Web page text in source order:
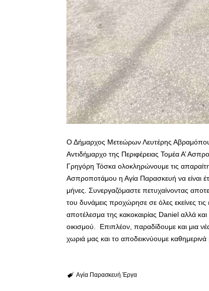
Ο Δήμαρχος Μετεώρων Λευτέρης
Αντιδήμαρχο της Περιφέρειας Τομέα Α’
Γρηγόρη Τόσκα ολοκληρώνουμε τις
Ασπροποτάμου η Αγία Παρασκευή να είναι
μήνες. Συνεργαζόμαστε πετυχαίνοντας
του δυνάμεις προχώρησε σε όλες εκείνες
αποτέλεσμα της κακοκαιρίας Daniel αλλά
οικισμού. Επιπλέον, παραδίδουμε και μια
χωριά μας και το αποδεικνύουμε καθημερινά
Αγία Παρασκευή Έργα